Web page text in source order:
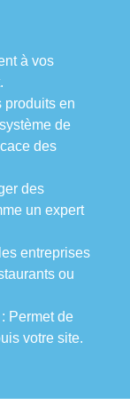
à vos
produits en
de
des
des
un expert
entreprises
ou
: Permet de
votre site.